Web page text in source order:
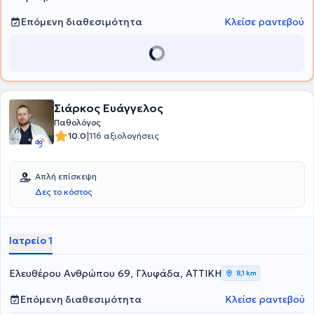
Επόμενη διαθεσιμότητα
Κλείσε ραντεβού
Σιάρκος Ευάγγελος
Παθολόγος
10.0|116 αξιολογήσεις
Απλή επίσκεψη
Δες το κόστος
Ιατρείο 1
Ελευθέρου Ανθρώπου 69, Γλυφάδα, ΑΤΤΙΚΗ 8,1 km
Επόμενη διαθεσιμότητα Κλείσε ραντεβού